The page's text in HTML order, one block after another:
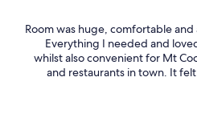
Room was huge, comfortable
Everything I needed and
whilst also convenient for Mt
and restaurants in town. It